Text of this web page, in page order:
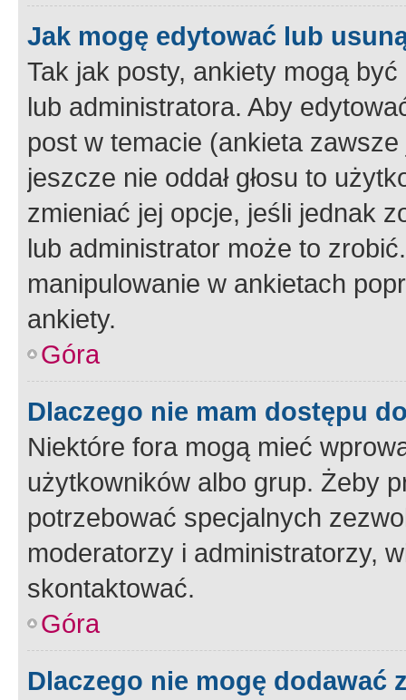
Jak mogę edytować lub
Tak jak posty, ankiety mogą
lub administratora. Aby
post w temacie (ankieta
jeszcze nie oddał głosu to
zmieniać jej opcje, jeśli jednak
lub administrator może to
manipulowanie w ankietach
ankiety.
Góra
Dlaczego nie mam dostępu
Niektóre fora mogą mieć
użytkowników albo grup. Żeby
potrzebować specjalnych
moderatorzy i administratorzy,
skontaktować.
Góra
Dlaczego nie mogę dodawać